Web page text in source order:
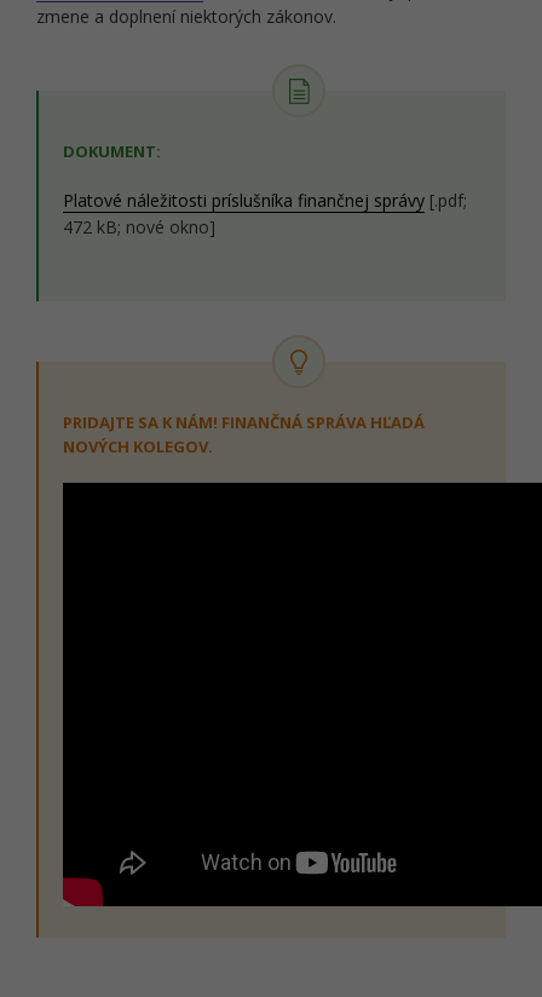
zmene a doplnení niektorých zákonov.
DOKUMENT:
Platové náležitosti príslušníka finančnej správy [.pdf;
472 kB; nové okno]
PRIDAJTE SA K NÁM! FINANČNÁ SPRÁVA HĽADÁ
NOVÝCH KOLEGOV.